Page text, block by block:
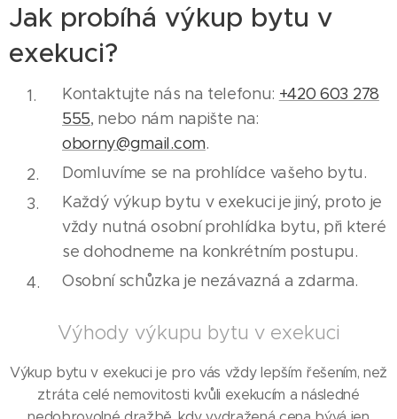
Jak probíhá výkup bytu v
exekuci?
Kontaktujte nás na telefonu: +420 603 278
555, nebo nám napište na:
oborny@gmail.com.
Domluvíme se na prohlídce vašeho bytu.
Každý výkup bytu v exekuci je jiný, proto je
vždy nutná osobní prohlídka bytu, při které
se dohodneme na konkrétním postupu.
Osobní schůzka je nezávazná a zdarma.
Výhody výkupu bytu v exekuci
Výkup bytu v exekuci je pro vás vždy lepším řešením, než
ztráta celé nemovitosti kvůli exekucím a následné